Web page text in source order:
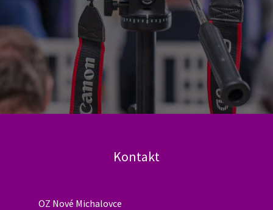
Kontakt
OZ Nové Michalovce